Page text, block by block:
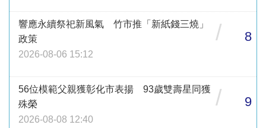
響應永續祭祀新風氣 竹市推「新紙錢三燒」
政策
2026-08-06 15:12
/ 8
56位模範父親獲彰化市表揚 93歲雙壽星同獲
殊榮
2026-08-08 12:40
/ 9